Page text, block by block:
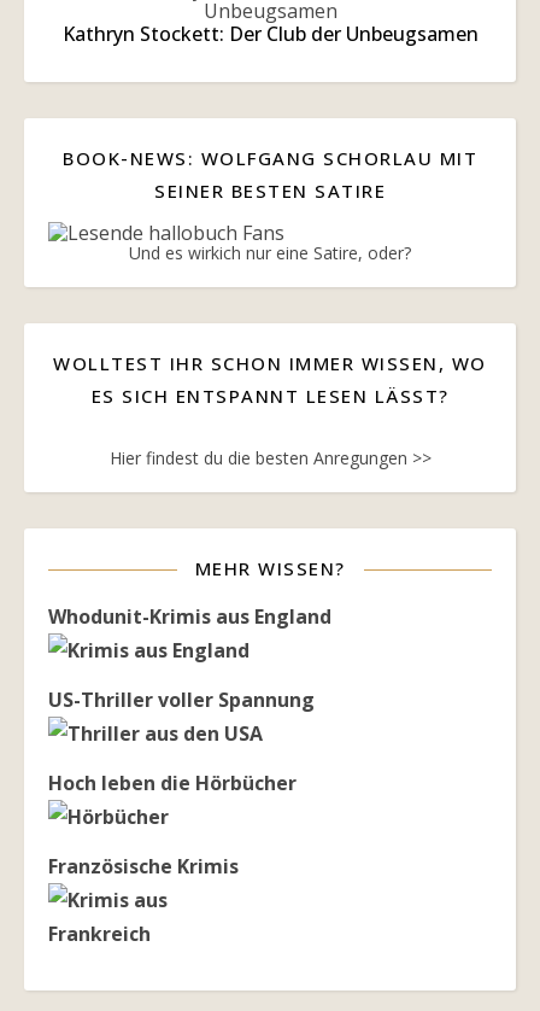
Kathryn Stockett: Der Club der Unbeugsamen
BOOK-NEWS: WOLFGANG SCHORLAU MIT
SEINER BESTEN SATIRE
Und es wirkich nur eine Satire, oder?
WOLLTEST IHR SCHON IMMER WISSEN, WO
ES SICH ENTSPANNT LESEN LÄSST?
Hier findest du die besten Anregungen >>
MEHR WISSEN?
Whodunit-Krimis aus England
US-Thriller voller Spannung
Hoch leben die Hörbücher
Französische Krimis